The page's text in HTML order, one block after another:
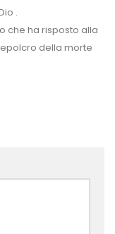
.
che ha risposto alla
della morte